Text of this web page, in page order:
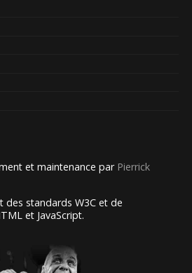
et maintenance par Pierrick
des standards W3C et de
et JavaScript.